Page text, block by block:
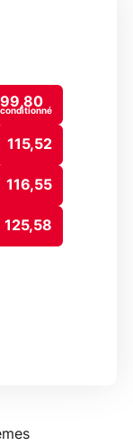
99,80
115,52
116,55
125,58